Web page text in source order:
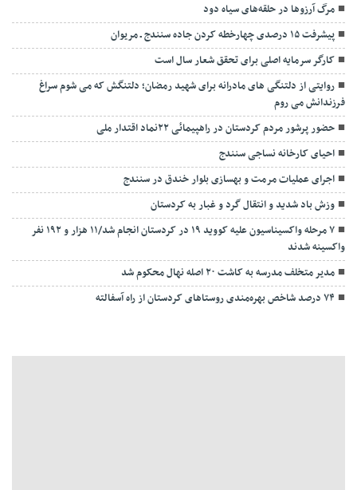
مرگ آرزوها در حلقه‌های سیاه دود
پیشرفت ۱۵ درصدی چهارخطه کردن جاده سنندج ـ مریوان
کارگر سرمایه اصلی برای تحقق شعار سال است
روایتی از دلتنگی های مادرانه برای شهید رمضان؛ دلتنگش که می شوم سراغ
فرزندانش می روم
حضور پرشور مردم کردستان در راهپیمائی ۲۲نماد اقتدار ملی
احیای کارخانه نساجی سنندج
اجرای عملیات مرمت و بهسازی بلوار خندق در سنندج
وزش باد شدید و انتقال گرد و غبار به کردستان
۷ مرحله واکسیناسیون علیه کووید ۱۹ در کردستان انجام شد/۱۱ هزار و ۱۹۲ نفر
واکسینه شدند
مدیر متخلف مدرسه به کاشت ۲۰ اصله نهال محکوم شد
۷۴ درصد شاخص بهره‌مندی روستاهای کردستان از راه آسفالته